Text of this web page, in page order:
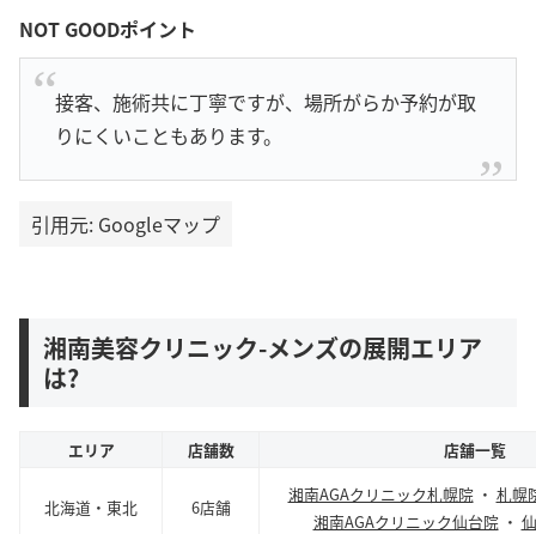
NOT GOODポイント
接客、施術共に丁寧ですが、場所がらか予約が取
りにくいこともあります。
引用元: Googleマップ
湘南美容クリニック-メンズの展開エリア
は?
エリア 店舗数 店舗一覧
北海道・東北 6店舗
湘南AGAクリニック札幌院 ・ 札幌
湘南AGAクリニック仙台院 ・